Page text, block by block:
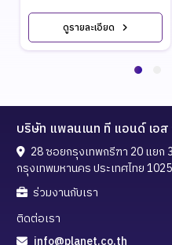
ดูรายละเอียด
บริษัท แพลนเนท ที แอนด์ เอ
28 ซอยกรุงเทพกรีฑา 20 แยก
กรุงเทพมหานคร ประเทศไทย
ร่วมงานกับเรา
ติดต่อเรา